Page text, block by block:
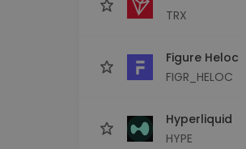
TRX
Figure Heloc
FIGR_HELOC
Hyperliquid
HYPE